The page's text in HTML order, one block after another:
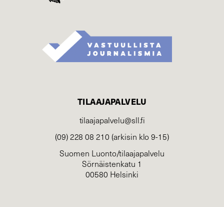
TILAAJAPALVELU
tilaajapalvelu@sll.fi
(09) 228 08 210 (arkisin klo 9-15)
Suomen Luonto/tilaajapalvelu
Sörnäistenkatu 1
00580 Helsinki